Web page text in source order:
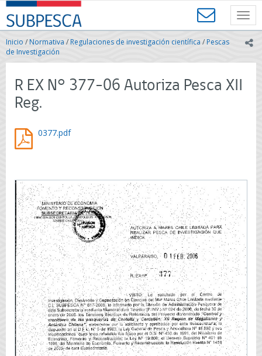
Contenido
principal
SUBPESCA
-
Subsecretaría
de
Pesca
Acuicultura
Gobierno
Chile
Inicio /Normativa / Regulaciones de investigación científica /Pescas
de Investigación
R EX N° 377-06 Autoriza Pesca XII
Reg.
0377.pdf